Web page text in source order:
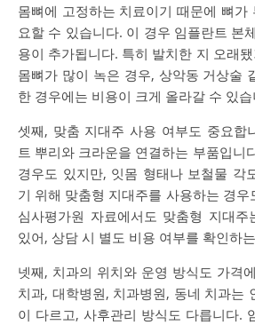
몸뼈에 고정하는 치료이기 때문에 뼈가
요할 수 있습니다. 이 경우 임플란트 본
용이 추가됩니다. 특히 발치한 지 오래
몸뼈가 많이 녹은 경우, 상악동 거상술
한 경우에는 비용이 크게 올라갈 수 있
셋째, 맞춤 지대주 사용 여부도 중요합
트 뿌리와 크라운을 연결하는 부품입니
경우도 있지만, 잇몸 형태나 보철물 각
기 위해 맞춤형 지대주를 사용하는 경우
심사평가원 자료에서도 맞춤형 지대주
있어, 상담 시 별도 비용 여부를 확인하
넷째, 치과의 위치와 운영 방식도 가격
치과, 대학병원, 치과병원, 동네 치과는
이 다르고, 사후관리 방식도 다릅니다.